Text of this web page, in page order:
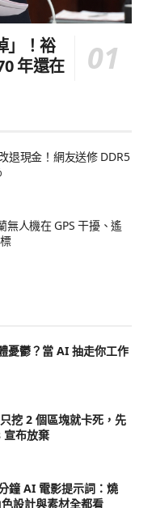
」！裕
年還在
退現金！網友送修 DDR5
人機在 GPS 干擾、遙
憂鬱？當 AI 抽走你工作
挖 2 個區塊就卡死，先
布放棄
鐘 AI 電影提示詞：燒
設計與素材全都看